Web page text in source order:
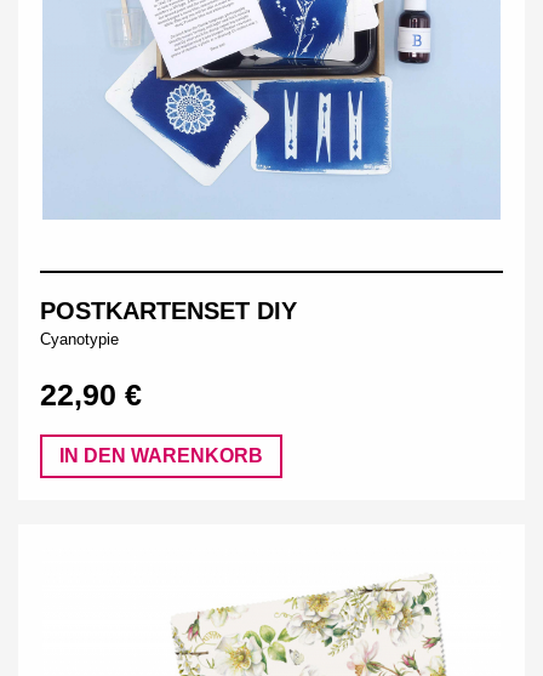
POSTKARTENSET DIY
Cyanotypie
22,90 €
IN DEN WARENKORB